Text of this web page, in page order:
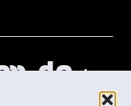
de :